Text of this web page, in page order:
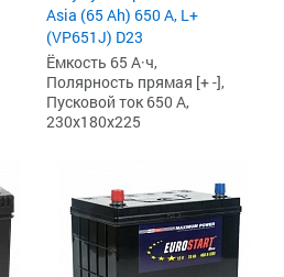
Asia (65 Ah) 650 А, L+
(VP651J) D23
Ёмкость 65 А·ч,
Полярность прямая [+ -],
Пусковой ток 650 А,
230x180x225